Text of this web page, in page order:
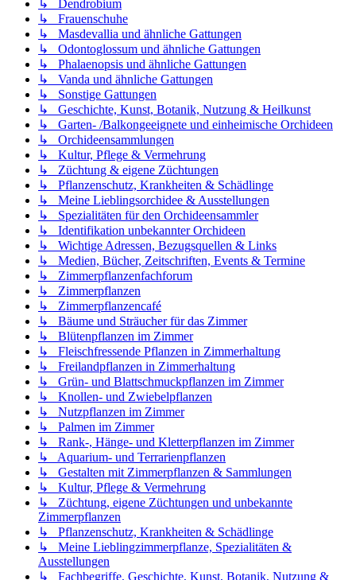
↳ Dendrobium
↳ Frauenschuhe
↳ Masdevallia und ähnliche Gattungen
↳ Odontoglossum und ähnliche Gattungen
↳ Phalaenopsis und ähnliche Gattungen
↳ Vanda und ähnliche Gattungen
↳ Sonstige Gattungen
↳ Geschichte, Kunst, Botanik, Nutzung & Heilkunst
↳ Garten- /Balkongeeignete und einheimische Orchideen
↳ Orchideensammlungen
↳ Kultur, Pflege & Vermehrung
↳ Züchtung & eigene Züchtungen
↳ Pflanzenschutz, Krankheiten & Schädlinge
↳ Meine Lieblingsorchidee & Ausstellungen
↳ Spezialitäten für den Orchideensammler
↳ Identifikation unbekannter Orchideen
↳ Wichtige Adressen, Bezugsquellen & Links
↳ Medien, Bücher, Zeitschriften, Events & Termine
↳ Zimmerpflanzenfachforum
↳ Zimmerpflanzen
↳ Zimmerpflanzencafé
↳ Bäume und Sträucher für das Zimmer
↳ Blütenpflanzen im Zimmer
↳ Fleischfressende Pflanzen in Zimmerhaltung
↳ Freilandpflanzen in Zimmerhaltung
↳ Grün- und Blattschmuckpflanzen im Zimmer
↳ Knollen- und Zwiebelpflanzen
↳ Nutzpflanzen im Zimmer
↳ Palmen im Zimmer
↳ Rank-, Hänge- und Kletterpflanzen im Zimmer
↳ Aquarium- und Terrarienpflanzen
↳ Gestalten mit Zimmerpflanzen & Sammlungen
↳ Kultur, Pflege & Vermehrung
↳ Züchtung, eigene Züchtungen und unbekannte
Zimmerpflanzen
↳ Pflanzenschutz, Krankheiten & Schädlinge
↳ Meine Lieblingzimmerpflanze, Spezialitäten &
Ausstellungen
↳ Fachbegriffe, Geschichte, Kunst, Botanik, Nutzung &